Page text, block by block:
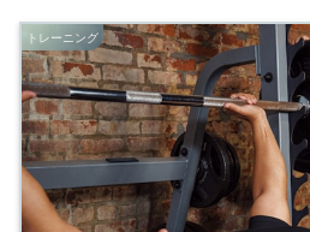
トレーニング